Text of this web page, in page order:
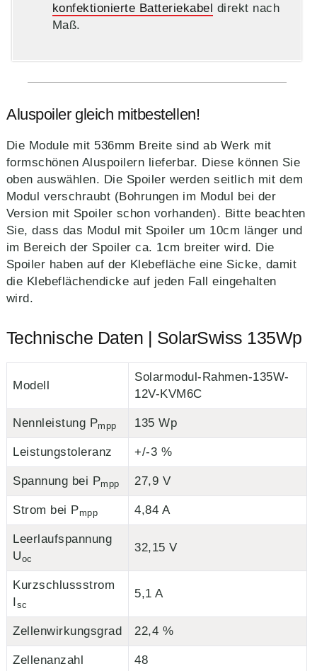
konfektionierte Batteriekabel direkt nach
Maß.
Aluspoiler gleich mitbestellen!
Die Module mit 536mm Breite sind ab Werk mit
formschönen Aluspoilern lieferbar. Diese können Sie
oben auswählen. Die Spoiler werden seitlich mit dem
Modul verschraubt (Bohrungen im Modul bei der
Version mit Spoiler schon vorhanden). Bitte beachten
Sie, dass das Modul mit Spoiler um 10cm länger und
im Bereich der Spoiler ca. 1cm breiter wird. Die
Spoiler haben auf der Klebefläche eine Sicke, damit
die Klebeflächendicke auf jeden Fall eingehalten
wird.
Technische Daten | SolarSwiss 135Wp
Modell
Solarmodul-Rahmen-135W-
12V-KVM6C
Nennleistung Pmpp 135 Wp
Leistungstoleranz +/-3 %
Spannung bei Pmpp 27,9 V
Strom bei Pmpp 4,84 A
Leerlaufspannung
Uoc
32,15 V
Kurzschlussstrom
Isc
5,1 A
Zellenwirkungsgrad 22,4 %
Zellenanzahl 48